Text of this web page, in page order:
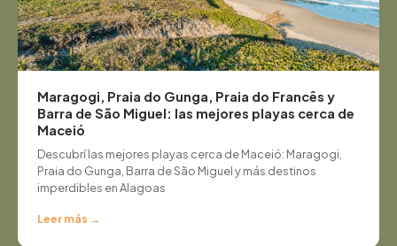
Maragogi, Praia do Gunga, Praia do Francês y
Barra de São Miguel: las mejores playas cerca de
Maceió
Descubrí las mejores playas cerca de Maceió: Maragogi,
Praia do Gunga, Barra de São Miguel y más destinos
imperdibles en Alagoas
Leer más →